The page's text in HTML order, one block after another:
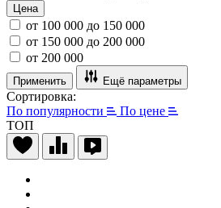
Цена
от 100 000 до 150 000
от 150 000 до 200 000
от 200 000
Применить Ещё параметры
Сортировка:
По популярности
По цене
ТОП